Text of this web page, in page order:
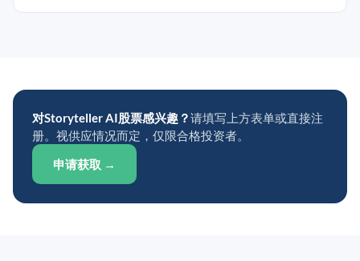
对Storyteller AI股票感兴趣？请填写上方表单或直接注
册。视供应情况而定，仅限合格投资者。
申请获取 →